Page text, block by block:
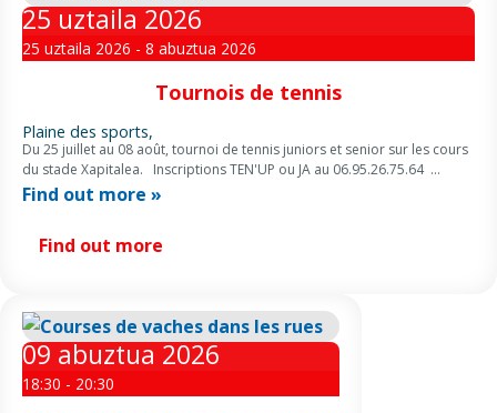
25 uztaila 2026
25 uztaila 2026 - 8 abuztua 2026
Tournois de tennis
Plaine des sports,
Du 25 juillet au 08 août, tournoi de tennis juniors et senior sur les cours
du stade Xapitalea. Inscriptions TEN'UP ou JA au 06.95.26.75.64
Screenshot
Find out more »
Find out more
09 abuztua 2026
18:30 - 20:30